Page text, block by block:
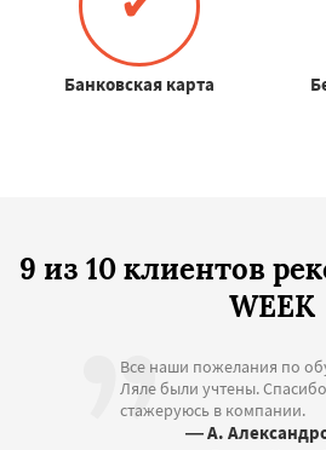
Банковская карта
9 из 10 клиентов
WEEK
Все наши пожелания по
Ляле были учтены.
стажеруюсь в компании.
— А.